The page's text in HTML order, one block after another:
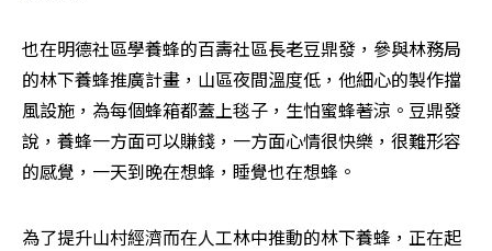
也在明德社區學養蜂的百壽社區長老豆鼎發，參與林務局
的林下養蜂推廣計畫，山區夜間溫度低，他細心的製作擋
風設施，為每個蜂箱都蓋上毯子，生怕蜜蜂著涼。豆鼎發
說，養蜂一方面可以賺錢，一方面心情很快樂，很難形容
的感覺，一天到晚在想蜂，睡覺也在想蜂。
為了提升山村經濟而在人工林中推動的林下養蜂，正在起